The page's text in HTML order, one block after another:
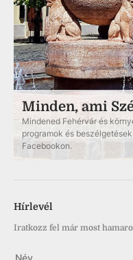
Minden, ami
Mindened Fehérvár és
programok és
Facebookon.
Hírlevél
Iratkozz fel már most